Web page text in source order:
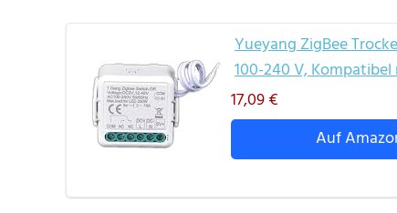
Yueyang ZigBee
100-240 V,
17,09 €
Auf